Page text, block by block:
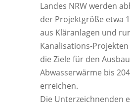
Landes NRW werden
der Projektgröße etwa
aus Kläranlagen und
Kanalisations-
die Ziele für den
Abwasserwärme bis
erreichen.
Die Unterzeichnenden